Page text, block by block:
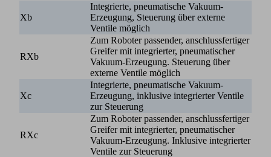
Xb
Integrierte, pneumatische Vakuum-
Erzeugung, Steuerung über externe
Ventile möglich
RXb
Zum Roboter passender, anschlussfertiger
Greifer mit integrierter, pneumatischer
Vakuum-Erzeugung. Steuerung über
externe Ventile möglich
Xc
Integrierte, pneumatische Vakuum-
Erzeugung, inklusive integrierter Ventile
zur Steuerung
RXc
Zum Roboter passender, anschlussfertiger
Greifer mit integrierter, pneumatischer
Vakuum-Erzeugung. Inklusive integrierter
Ventile zur Steuerung